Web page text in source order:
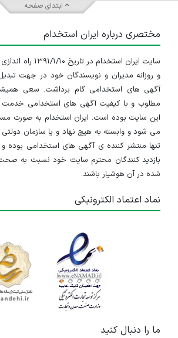
ابتدای صفحه
مختصری درباره ایران استخدام
سایت ایران استخدام
و روزانه مدیران و نویسندگان خود در جهت
آگهی های استخدامی گام برداشت. سعی
مطلوب و با کیفیت آگهی های استخدامی خدمت
این سایت بوده است. ایران استخدام به صورت
می شود و وابسته به هیچ نهاد و یا سازمان
تنها منتشر کننده ی آگهی های استخدامی بوده و
بازدید کنندگان محترم سایت خود نسبت به
شده در آن هوشیار باشند.
نماد اعتماد الکترونیکی
ما را دنبال کنید